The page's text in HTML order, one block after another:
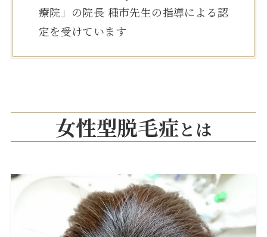
療院」の院長 種市先生の指導による認
定を受けています
女性型脱毛症とは